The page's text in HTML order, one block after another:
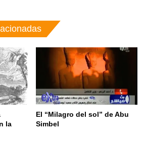
la
El “Milagro del sol” de Abu
Simbel